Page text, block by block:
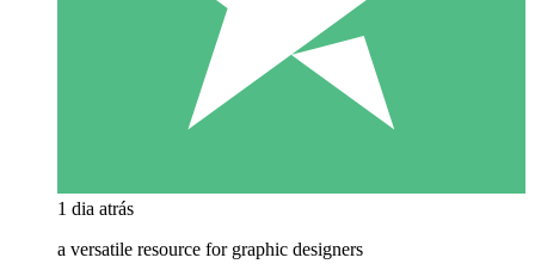
1 dia atrás
a versatile resource for graphic designers